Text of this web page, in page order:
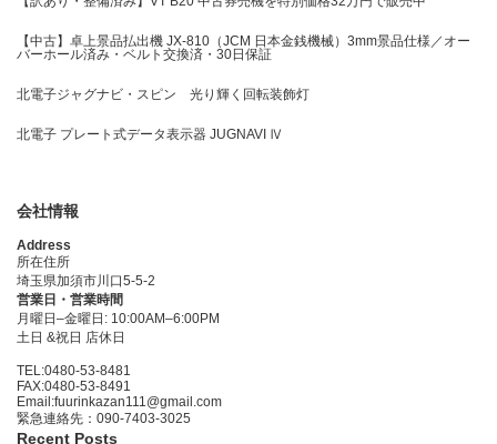
【中古】卓上景品払出機 JX-810（JCM 日本金銭機械）3mm景品仕様／オー
バーホール済み・ベルト交換済・30日保証
北電子ジャグナビ・スピン 光り輝く回転装飾灯
北電子 プレート式データ表示器 JUGNAVI Ⅳ
会社情報
Address
所在住所
埼玉県加須市川口5-5-2
営業日・営業時間
月曜日–金曜日: 10:00AM–6:00PM
土日 &祝日 店休日
TEL:0480-53-8481
FAX:0480-53-8491
Email:fuurinkazan111@gmail.com
緊急連絡先：090-7403-3025
Recent Posts